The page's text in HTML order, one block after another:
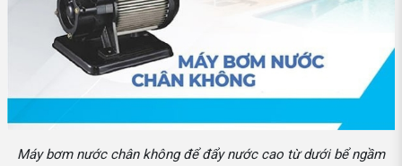
Máy bơm nước chân không để đẩy nước cao từ dưới bể ngầm